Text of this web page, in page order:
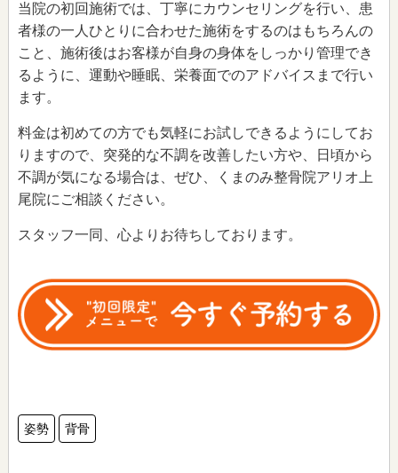
当院の初回施術では、丁寧にカウンセリングを行い、患
者様の一人ひとりに合わせた施術をするのはもちろんの
こと、施術後はお客様が自身の身体をしっかり管理でき
るように、運動や睡眠、栄養面でのアドバイスまで行い
ます。
料金は初めての方でも気軽にお試しできるようにしてお
りますので、突発的な不調を改善したい方や、日頃から
不調が気になる場合は、ぜひ、くまのみ整骨院アリオ上
尾院にご相談ください。
スタッフ一同、心よりお待ちしております。
姿勢 背骨